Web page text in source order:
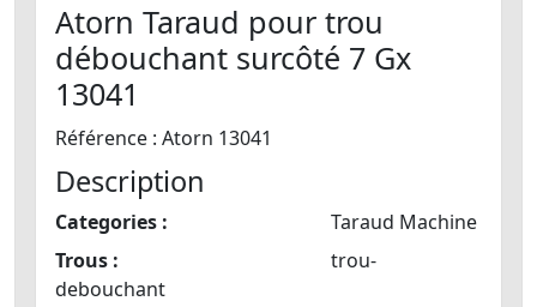
Atorn Taraud pour trou
débouchant surcôté 7 Gx
13041
Référence : Atorn 13041
Description
Categories :
Taraud Machine
Trous :
trou-
debouchant